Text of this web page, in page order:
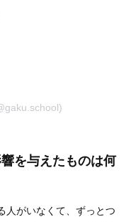
を与えたものは何
人がいなくて、ずっとつ